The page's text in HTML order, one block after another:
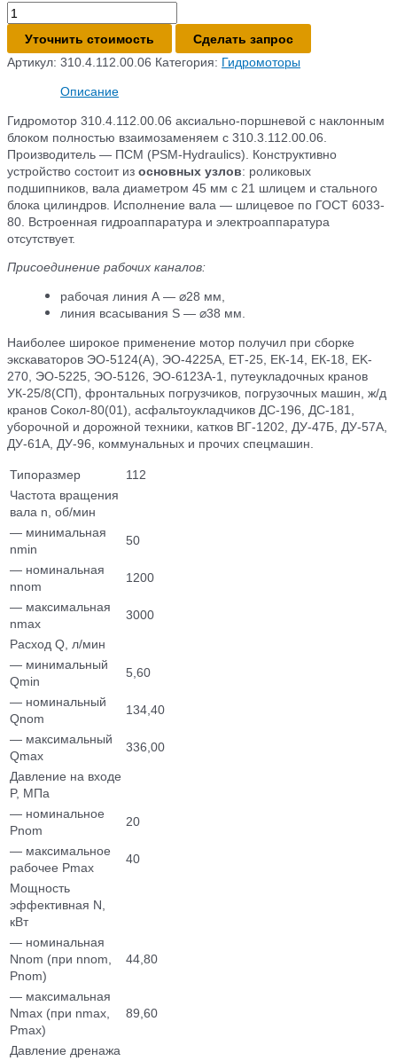
Количество
товара
Гидромотор
310.4.112.00.06
Уточнить стоимость
Сделать запрос
Артикул: 310.4.112.00.06 Категория: Гидромоторы
Описание
Гидромотор 310.4.112.00.06 аксиально-поршневой с наклонным
блоком полностью взаимозаменяем с 310.3.112.00.06.
Производитель — ПСМ (PSM-Hydraulics). Конструктивно
устройство состоит из основных узлов: роликовых
подшипников, вала диаметром 45 мм с 21 шлицем и стального
блока цилиндров. Исполнение вала — шлицевое по ГОСТ 6033-
80. Встроенная гидроаппаратура и электроаппаратура
отсутствует.
Присоединение рабочих каналов:
рабочая линия A — ⌀28 мм,
линия всасывания S — ⌀38 мм.
Наиболее широкое применение мотор получил при сборке
экскаваторов ЭО-5124(А), ЭО-4225А, ЕТ-25, ЕК-14, ЕК-18, EK-
270, ЭО-5225, ЭО-5126, ЭО-6123А-1, путеукладочных кранов
УК-25/8(СП), фронтальных погрузчиков, погрузочных машин, ж/д
кранов Сокол-80(01), асфальтоукладчиков ДС-196, ДС-181,
уборочной и дорожной техники, катков ВГ-1202, ДУ-47Б, ДУ-57А,
ДУ-61А, ДУ-96, коммунальных и прочих спецмашин.
Типоразмер
112
Частота вращения
вала n, об/мин
— минимальная
nmin
50
— номинальная
nnom
1200
— максимальная
nmax
3000
Расход Q, л/мин
— минимальный
Qmin
5,60
— номинальный
Qnom
134,40
— максимальный
Qmax
336,00
Давление на входе
P, МПа
— номинальное
Pnom
20
— максимальное
рабочее Pmax
40
Мощность
эффективная N,
кВт
— номинальная
Nnom (при nnom,
Pnom)
44,80
— максимальная
Nmax (при nmax,
Pmax)
89,60
Давление дренажа